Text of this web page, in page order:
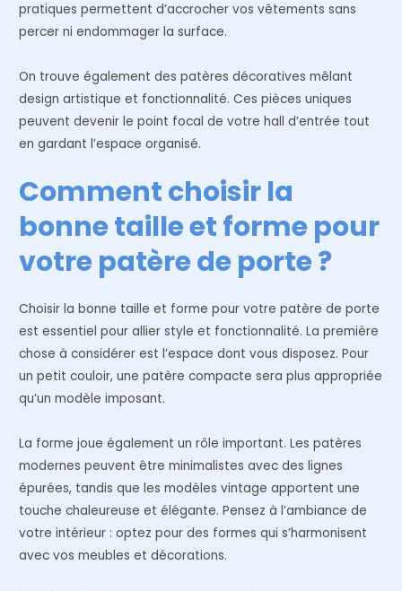
pratiques permettent d’accrocher vos vêtements sans
percer ni endommager la surface.
On trouve également des patères décoratives mêlant
design artistique et fonctionnalité. Ces pièces uniques
peuvent devenir le point focal de votre hall d’entrée tout
en gardant l’espace organisé.
Comment choisir la
bonne taille et forme pour
votre patère de porte ?
Choisir la bonne taille et forme pour votre patère de porte
est essentiel pour allier style et fonctionnalité. La première
chose à considérer est l’espace dont vous disposez. Pour
un petit couloir, une patère compacte sera plus appropriée
qu’un modèle imposant.
La forme joue également un rôle important. Les patères
modernes peuvent être minimalistes avec des lignes
épurées, tandis que les modèles vintage apportent une
touche chaleureuse et élégante. Pensez à l’ambiance de
votre intérieur : optez pour des formes qui s’harmonisent
avec vos meubles et décorations.